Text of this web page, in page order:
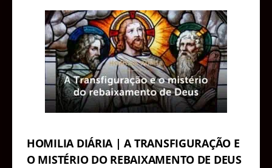
HOMILIA DIÁRIA | A TRANSFIGURAÇÃO E
O MISTÉRIO DO REBAIXAMENTO DE DEUS